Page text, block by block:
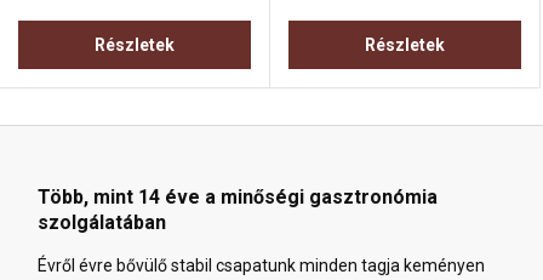
Részletek Részletek
Több, mint 14 éve a minőségi gasztronómia
szolgálatában
Évről évre bővülő stabil csapatunk minden tagja keményen